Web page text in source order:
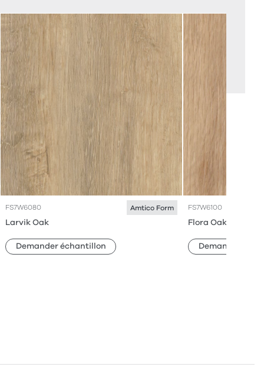
FS7W6080 Amtico Form
Larvik Oak
Demander échantillon
FS7W6100
Flora Oak
Demander